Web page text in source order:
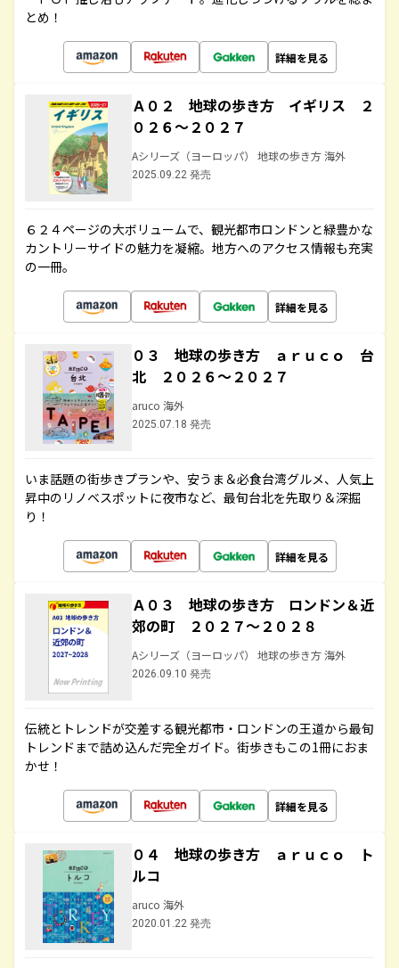
とめ！
詳細を見る
Ａ０２ 地球の歩き方 イギリス ２
０２６～２０２７
Aシリーズ（ヨーロッパ） 地球の歩き方 海外
2025.09.22 発売
６２４ページの大ボリュームで、観光都市ロンドンと緑豊かな
カントリーサイドの魅力を凝縮。地方へのアクセス情報も充実
の一冊。
詳細を見る
０３ 地球の歩き方 ａｒｕｃｏ 台
北 ２０２６～２０２７
aruco 海外
2025.07.18 発売
いま話題の街歩きプランや、安うま＆必食台湾グルメ、人気上
昇中のリノベスポットに夜市など、最旬台北を先取り＆深掘
り！
詳細を見る
Ａ０３ 地球の歩き方 ロンドン＆近
郊の町 ２０２７～２０２８
Aシリーズ（ヨーロッパ） 地球の歩き方 海外
2026.09.10 発売
伝統とトレンドが交差する観光都市・ロンドンの王道から最旬
トレンドまで詰め込んだ完全ガイド。街歩きもこの1冊におま
かせ！
詳細を見る
０４ 地球の歩き方 ａｒｕｃｏ ト
ルコ
aruco 海外
2020.01.22 発売